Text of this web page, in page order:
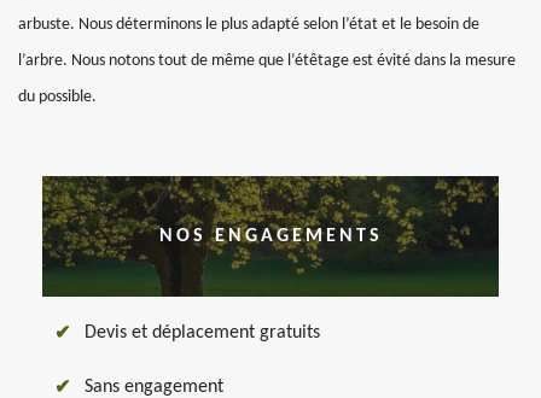
arbuste. Nous déterminons le plus adapté selon l’état et le besoin de
l’arbre. Nous notons tout de même que l’étêtage est évité dans la mesure
du possible.
NOS ENGAGEMENTS
Devis et déplacement gratuits
Sans engagement